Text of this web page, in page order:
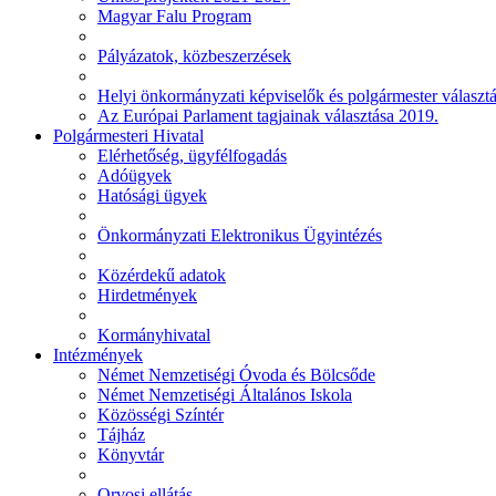
Magyar Falu Program
Pályázatok, közbeszerzések
Helyi önkormányzati képviselők és polgármester
Az Európai Parlament tagjainak választása 2019.
Polgármesteri Hivatal
Elérhetőség, ügyfélfogadás
Adóügyek
Hatósági ügyek
Önkormányzati Elektronikus Ügyintézés
Közérdekű adatok
Hirdetmények
Kormányhivatal
Intézmények
Német Nemzetiségi Óvoda és Bölcsőde
Német Nemzetiségi Általános Iskola
Közösségi Színtér
Tájház
Könyvtár